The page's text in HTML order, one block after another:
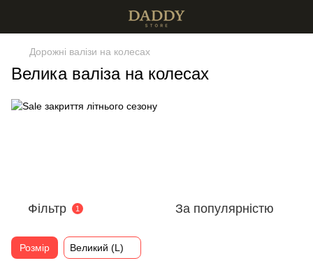
Дорожні валізи на колесах
Велика валіза на колесах
Фільтр 1 За популярністю
Розмір Великий (L)